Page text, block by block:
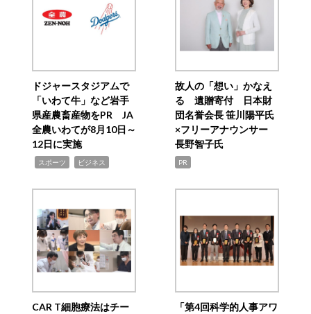
ドジャースタジアムで
「いわて牛」など岩手
県産農畜産物をPR JA
全農いわてが8月10日～
12日に実施
スポーツ ビジネス
故人の「想い」かなえ
る 遺贈寄付 日本財
団名誉会長 笹川陽平氏
×フリーアナウンサー
長野智子氏
PR
CAR T細胞療法はチー
「第4回科学的人事アワ